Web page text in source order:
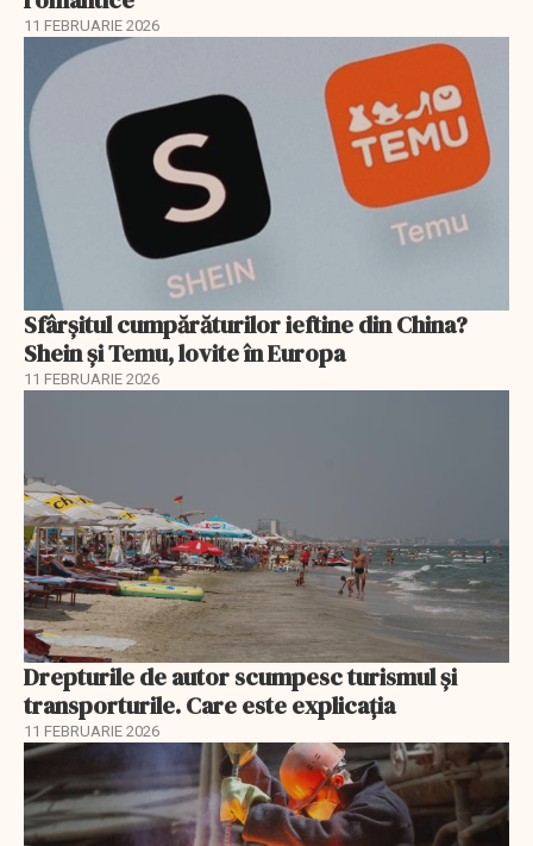
11 FEBRUARIE 2026
Sfârșitul cumpărăturilor ieftine din China?
Shein și Temu, lovite în Europa
11 FEBRUARIE 2026
Drepturile de autor scumpesc turismul și
transporturile. Care este explicația
11 FEBRUARIE 2026